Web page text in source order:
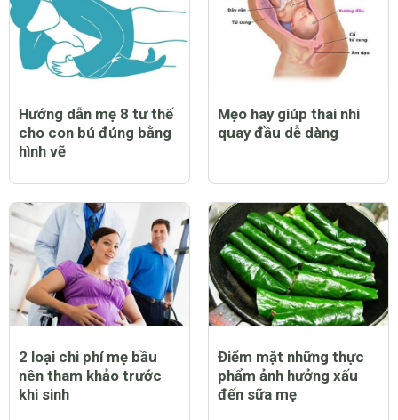
CHỦ ĐỀ LIÊN QUAN
Hướng dẫn mẹ 8 tư thế
cho con bú đúng bằng
hình vẽ
Mẹo hay giúp thai nhi
quay đầu dễ dàng